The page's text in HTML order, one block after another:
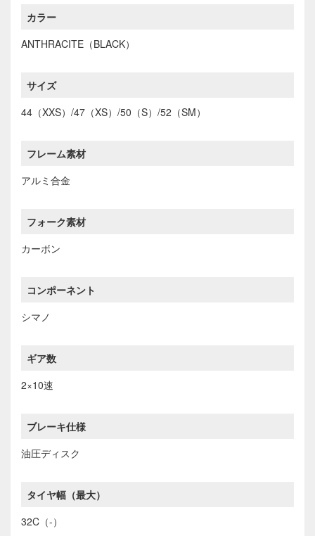
カラー
ANTHRACITE（BLACK）
サイズ
44（XXS）/47（XS）/50（S）/52（SM）
フレーム素材
アルミ合金
フォーク素材
カーボン
コンポーネント
シマノ
ギア数
2×10速
ブレーキ仕様
油圧ディスク
タイヤ幅（最大）
32C（-）